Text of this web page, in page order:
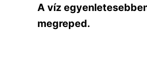
A víz
megreped.